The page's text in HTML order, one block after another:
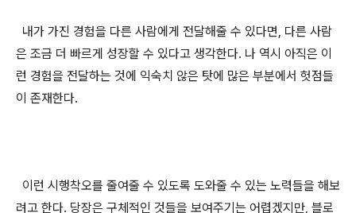
내가 가진 경험을 다른 사람에게 전달해줄 수 있다면, 다른 사람
은 조금 더 빠르게 성장할 수 있다고 생각한다. 나 역시 아직은 이
런 경험을 전달하는 것에 익숙치 않은 탓에 많은 부분에서 헛점들
이 존재한다.
이런 시행착오를 줄여줄 수 있도록 도와줄 수 있는 노력들을 해보
려고 한다. 당장은 구체적인 것들을 보여주기는 어렵겠지만, 블로